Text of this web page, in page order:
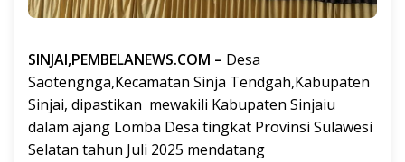
SINJAI,PEMBELANEWS.COM – Desa
Saotengnga,Kecamatan Sinja Tendgah,Kabupaten
Sinjai, dipastikan mewakili Kabupaten Sinjaiu
dalam ajang Lomba Desa tingkat Provinsi Sulawesi
Selatan tahun Juli 2025 mendatang